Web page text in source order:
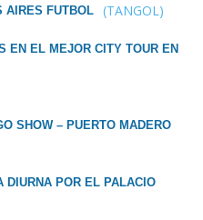
AIRES FUTBOL (TANGOL)
EN EL MEJOR CITY TOUR EN
SHOW – PUERTO MADERO
DIURNA POR EL PALACIO